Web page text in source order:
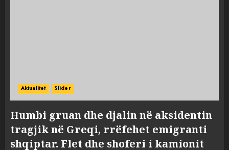
Aktualitet Slider
Humbi gruan dhe djalin në aksidentin
tragjik në Greqi, rrëfehet emigranti
shqiptar. Flet dhe shoferi i kamionit